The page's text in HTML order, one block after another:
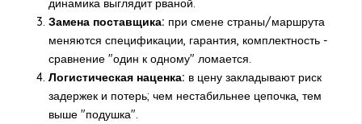
динамика выглядит рваной.
Замена поставщика: при смене страны/маршрута
меняются спецификации, гарантия, комплектность -
сравнение "один к одному" ломается.
Логистическая наценка: в цену закладывают риск
задержек и потерь; чем нестабильнее цепочка, тем
выше "подушка".